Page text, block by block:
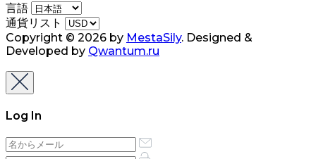
言語
通貨リスト
Copyright © 2026 by MestaSily. Designed &
Developed by Qwantum.ru
Log In